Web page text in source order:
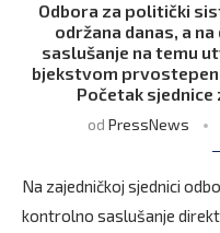
Odbora za politički
održana danas, a
saslušanje na temu
bjekstvom
Početak sjednice
od PressNews
Na zajedničkoj sjednici
kontrolno saslušanje